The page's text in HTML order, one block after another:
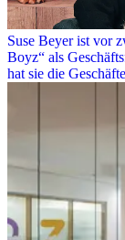
Suse Beyer ist vor
Boyz“ als
hat sie die